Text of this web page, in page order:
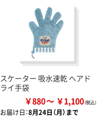
スケーター 吸水速乾 ヘアド
ライ手袋
￥880 ￥1,100
お届け日：8月24日（月）まで